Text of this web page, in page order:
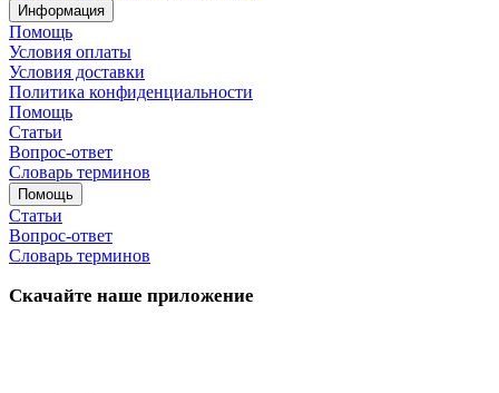
Информация
Помощь
Условия оплаты
Условия доставки
Политика конфиденциальности
Помощь
Статьи
Вопрос-ответ
Словарь терминов
Помощь
Статьи
Вопрос-ответ
Словарь терминов
Скачайте наше приложение